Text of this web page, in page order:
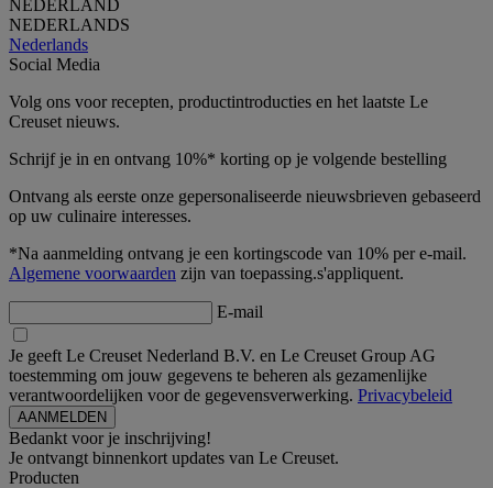
NEDERLAND
NEDERLANDS
Nederlands
Social Media
Volg ons voor recepten, productintroducties en het laatste Le
Creuset nieuws.
Schrijf je in en ontvang 10%* korting op je volgende bestelling
Ontvang als eerste onze gepersonaliseerde nieuwsbrieven gebaseerd
op uw culinaire interesses.
*Na aanmelding ontvang je een kortingscode van 10% per e-mail.
Algemene voorwaarden zijn van toepassing.s'appliquent.
E-mail
Je geeft Le Creuset Nederland B.V. en Le Creuset Group AG
toestemming om jouw gegevens te beheren als gezamenlijke
verantwoordelijken voor de gegevensverwerking. Privacybeleid
Bedankt voor je inschrijving!
Je ontvangt binnenkort updates van Le Creuset.
Producten